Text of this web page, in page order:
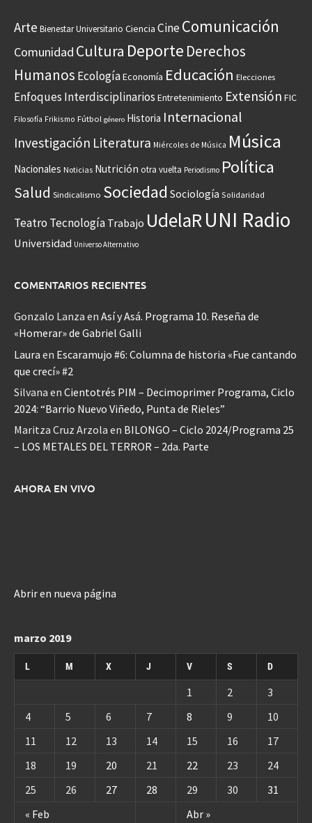
Arte Bienestar Universitario Ciencia CineComunicación
Comunidad Cultura Deporte Derechos
Humanos EcologíaEconomía Educación Elecciones
Enfoques Interdisciplinarios Entretenimiento Extensión FIC
Filosofía Frikismo Fútbol género Historia Internacional
Investigación Literatura Miércoles de Música Música
Nacionales Noticias Nutrición otra vuelta Periodismo Política
Salud Sindicalismo Sociedad Sociología Solidaridad
Teatro Tecnología Trabajo UdelaRUNI Radio
Universidad Universo Alternativo
COMENTARIOS RECIENTES
Gonzalo Lanza en Así y Asá. Programa 10. Reseña de
«Homerar» de Gabriel Galli
Laura en Escaramujo #6: Columna de historia «Fue cantando
que crecí» #2
Silvana en Cientotrés PIM – Decimoprimer Programa, Ciclo
2024: “Barrio Nuevo Viñedo, Punta de Rieles”
Maritza Cruz Arzola en BILONGO – Ciclo 2024/Programa 25
– LOS METALES DEL TERROR – 2da. Parte
AHORA EN VIVO
Abrir en nueva página
marzo 2019
L M X J V S D
« Feb Abr »
1 2
3
4
5 6 7 8 9
10
11
12 13 14 15 16
17
18
19 20 21 22 23
24
25
26 27 28 29 30 31